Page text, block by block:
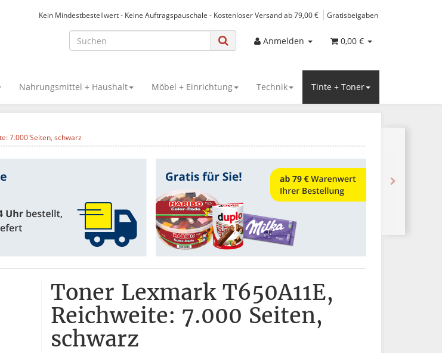
Kein Mindestbestellwert - Keine Auftragspauschale - Kostenloser Versand ab 79,00 € Gratisbeigaben
Anmelden 0,00 €
Nahrungsmittel + Haushalt Möbel + Einrichtung Technik Tinte + Toner
7.000 Seiten, schwarz
Toner Lexmark T650A11E,
Reichweite: 7.000 Seiten,
schwarz